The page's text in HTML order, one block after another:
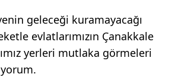
geleceği kuramayacağı
evlatlarımızın Çanakkale
yerleri mutlaka görmeleri